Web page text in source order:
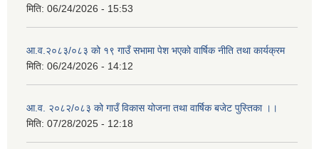
मिति: 06/24/2026 - 15:53
आ.व.२०८३/०८३ को १९ गाउँ सभामा पेश भएको वार्षिक नीति तथा कार्यक्रम
मिति: 06/24/2026 - 14:12
आ.व. २०८२/०८३ को गाउँ विकास योजना तथा वार्षिक बजेट पुस्तिका ।।
मिति: 07/28/2025 - 12:18